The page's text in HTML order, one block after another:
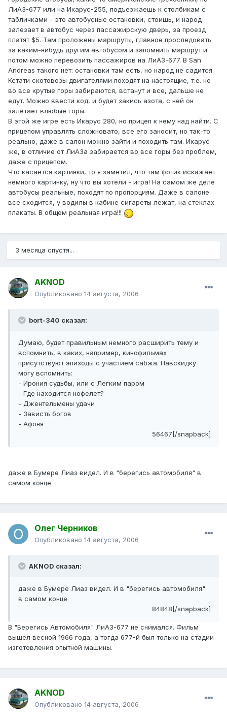
ЛиАЗ-677 или на Икарус-255, подъезжаешь к столбикам с
табличками - это автобусные остановки, стоишь, и народ
залезает в автобус через пассажирскую дверь, за проезд
платят $5. Там проложены маршруты, главное проследовать
за каким-нибудь другим автобусом и запомнить маршрут и
потом можно перевозить пассажиров на ЛиАЗ-677. В San
Andreas такого нет: остановки там есть, но народ не садится.
Кстати скотовозы двигателями походят на настоящие, т.е. не
во все крутые горы забираются, встанут и все, дальше не
едут. Можно ввести код, и будет закись азота, с ней он
залетает влюбые горы.
В этой же игре есть Икарус 280, но прицеп к нему над найти. С
прицепом управлять сложновато, все его заносит, но так-то
реально, даже в салон можно зайти и походить там. Икарус
же, в отличие от ЛиАЗа забирается во все горы без проблем,
даже с прицепом.
Что касается картинки, то я заметил, что там фотик искажает
немного картинку, ну что вы хотели - игра! На самом же деле
автобусы реальные, походят по пропорциям. Даже в салоне
все сходится, у водилы в кабине сигареты лежат, на стеклах
плакаты. В общем реальная игра!!!
3 месяца спустя...
AKNOD
Опубликовано 14 августа, 2006
bort-340 сказал:
Думаю, будет правильным немного расширить тему и
вспомнить, в каких, например, кинофильмах
присутствуют эпизоды с участием сабжа. Навскидку
могу вспомнить:
- Ирония судьбы, или с Легким паром
- Где находится нофелет?
- Джентельмены удачи
- Зависть богов
- Афоня
56467[/snapback]
даже в Бумере Лиаз видел. И в "берегись автомобиля" в
самом конце
Олег Черников
Опубликовано 14 августа, 2006
AKNOD сказал:
даже в Бумере Лиаз видел. И в "берегись автомобиля"
в самом конце
84848[/snapback]
В "Берегись Автомобиля" ЛиАЗ-677 не снимался. Фильм
вышел весной 1966 года, а тогда 677-й был только на стадии
изготовления опытной машины.
AKNOD
Опубликовано 14 августа, 2006